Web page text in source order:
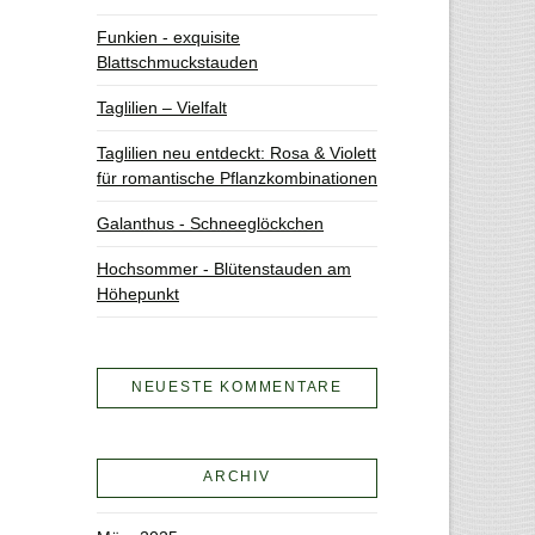
Funkien - exquisite
Blattschmuckstauden
Taglilien – Vielfalt
Taglilien neu entdeckt: Rosa & Violett
für romantische Pflanzkombinationen
Galanthus - Schneeglöckchen
Hochsommer - Blütenstauden am
Höhepunkt
NEUESTE KOMMENTARE
ARCHIV